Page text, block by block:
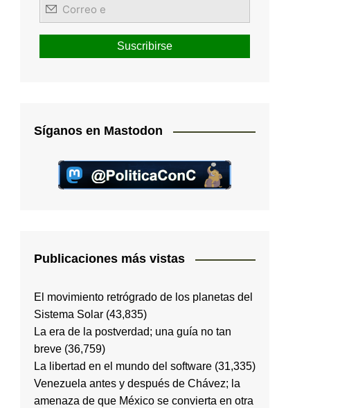
Síganos en Mastodon
Publicaciones más vistas
El movimiento retrógrado de los planetas del
Sistema Solar (43,835)
La era de la postverdad; una guía no tan
breve (36,759)
La libertad en el mundo del software (31,335)
Venezuela antes y después de Chávez; la
amenaza de que México se convierta en otra